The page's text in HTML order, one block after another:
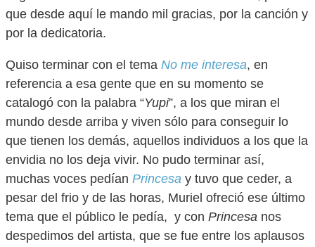
que desde aquí le mando mil gracias, por la canción y
por la dedicatoria.
Quiso terminar con el tema No me interesa, en
referencia a esa gente que en su momento se
catalogó con la palabra “Yupi”, a los que miran el
mundo desde arriba y viven sólo para conseguir lo
que tienen los demás, aquellos individuos a los que la
envidia no los deja vivir. No pudo terminar así,
muchas voces pedían Princesa y tuvo que ceder, a
pesar del frio y de las horas, Muriel ofreció ese último
tema que el público le pedía, y con Princesa nos
despedimos del artista, que se fue entre los aplausos